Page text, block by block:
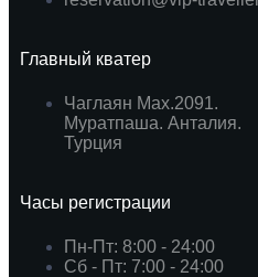
Главный кватер
Чаглаян Мах.2091.
Муратпаша. Анталия.
Турция
Часы регистрации
Пн-Пт: 8:00 - 24:00
Сб - Пт: 7:00 - 24:00